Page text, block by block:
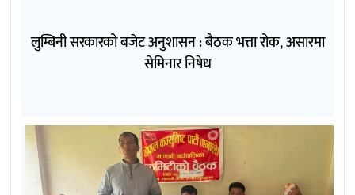
लुम्बिनी सरकारको बजेट अनुशासन : बैठक भत्ता रोक, असारमा
सेमिनार निषेध